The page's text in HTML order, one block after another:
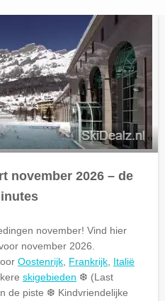
november 2026 – de
november! Vind hier
november 2026.
Oostenrijk Frankrijk Italië
skigebieden ❆ (Last
de piste ❆ Kindvriendelijke